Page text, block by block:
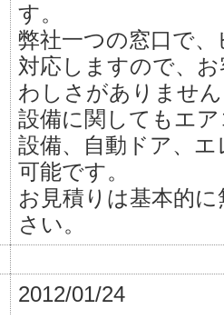
す。
弊社一つの窓口で
対応しますので、
わしさがありませ
設備に関してもエ
設備、自動ドア、
可能です。
お見積りは基本的
さい。
2012/01/24